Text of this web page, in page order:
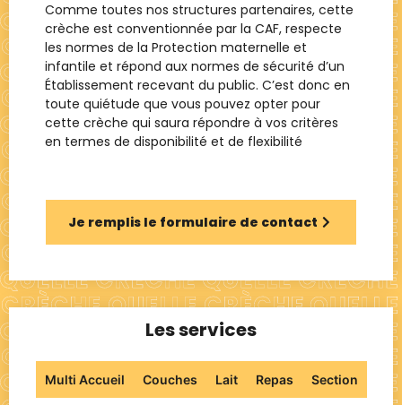
Comme toutes nos structures partenaires, cette
crèche est conventionnée par la CAF, respecte
les normes de la Protection maternelle et
infantile et répond aux normes de sécurité d’un
Établissement recevant du public. C’est donc en
toute quiétude que vous pouvez opter pour
cette crèche qui saura répondre à vos critères
en termes de disponibilité et de flexibilité
Je remplis le formulaire de contact
Les services
Multi Accueil Couches Lait Repas Section